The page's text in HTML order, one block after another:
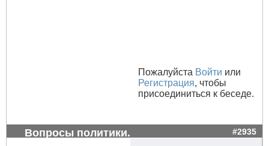
Пожалуйста Войти или
Регистрация, чтобы
присоединиться к беседе.
Вопросы политики. #2935